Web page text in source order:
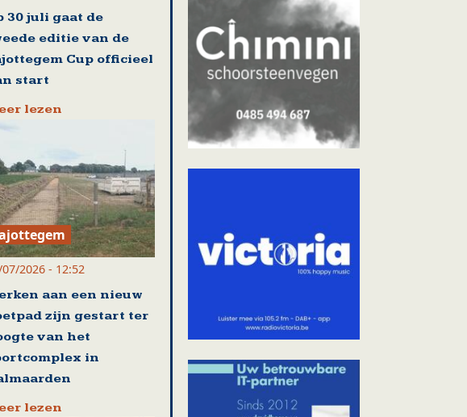
30 juli gaat de
editie van de
Cup officieel
start
lezen
2026 - 12:52
aan een nieuw
zijn gestart ter
van het
in
lezen